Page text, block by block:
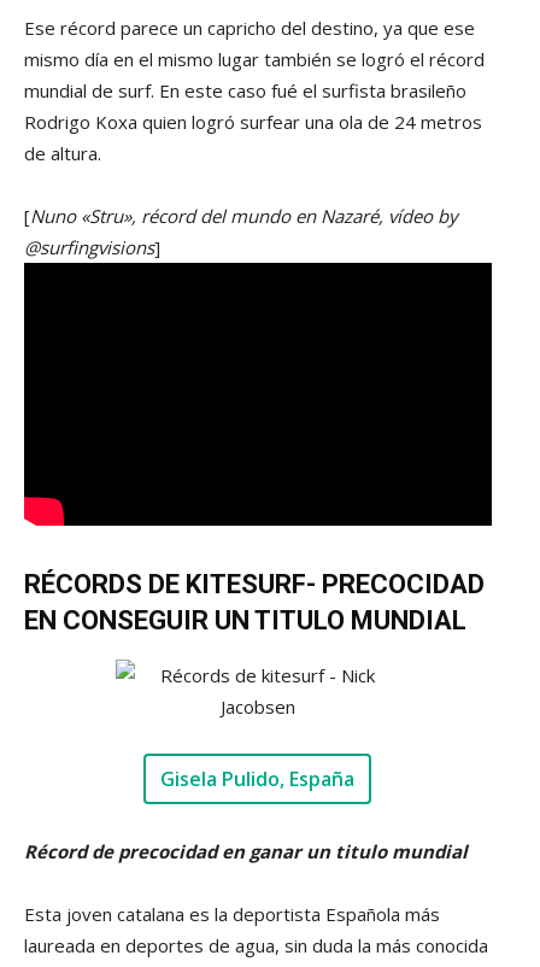
Ese récord parece un capricho del destino, ya que ese
mismo día en el mismo lugar también se logró el récord
mundial de surf. En este caso fué el surfista brasileño
Rodrigo Koxa quien logró surfear una ola de 24 metros
de altura.
[Nuno «Stru», récord del mundo en Nazaré, vídeo by
@surfingvisions]
RÉCORDS DE KITESURF- PRECOCIDAD
EN CONSEGUIR UN TITULO MUNDIAL
Gisela Pulido, España
Récord de precocidad en ganar un titulo mundial
Esta joven catalana es la deportista Española más
laureada en deportes de agua, sin duda la más conocida